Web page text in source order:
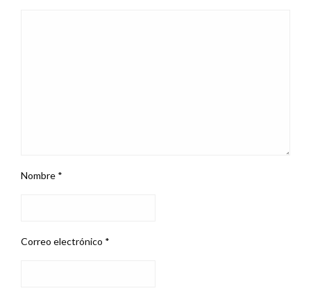
Nombre *
Correo electrónico *